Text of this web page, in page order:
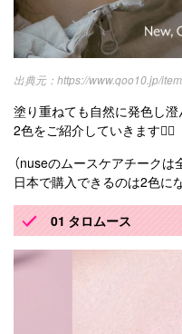
https://www.qoo10.jp/
塗り重ねても自然に発色し
2色をご紹介していきます💁‍♀️
（nuseのムースケアチークは
日本で購入できるのは2色に
01 タロムース